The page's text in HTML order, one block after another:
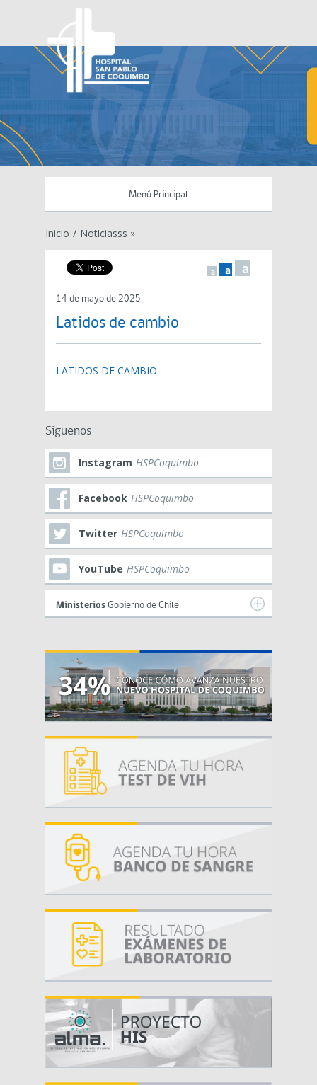
Menú Principal
Inicio / Noticiasss »
a a a
14 de mayo de 2025
Latidos de cambio
LATIDOS DE CAMBIO
Síguenos
Instagram HSPCoquimbo
Facebook HSPCoquimbo
Twitter HSPCoquimbo
YouTube HSPCoquimbo
Ministerios Gobierno de Chile